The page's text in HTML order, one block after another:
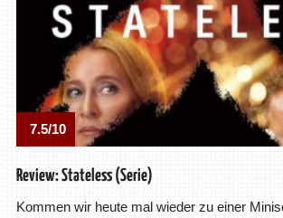
7.5/10
Review: Stateless (Serie)
Kommen wir heute mal wieder zu einer